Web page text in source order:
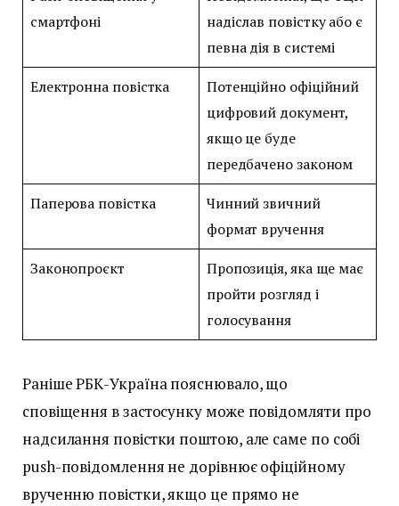
смартфоні
надіслав повістку або є
певна дія в системі
Електронна повістка
Потенційно офіційний
цифровий документ,
якщо це буде
передбачено законом
Паперова повістка
Чинний звичний
формат вручення
Законопроєкт
Пропозиція, яка ще має
пройти розгляд і
голосування
Раніше РБК-Україна пояснювало, що
сповіщення в застосунку може повідомляти про
надсилання повістки поштою, але саме по собі
push-повідомлення не дорівнює офіційному
врученню повістки, якщо це прямо не